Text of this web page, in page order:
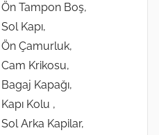
Tampon Boş,
Kapı,
Çamurluk,
Krikosu,
Kapağı,
Kolu ,
Arka Kapilar,